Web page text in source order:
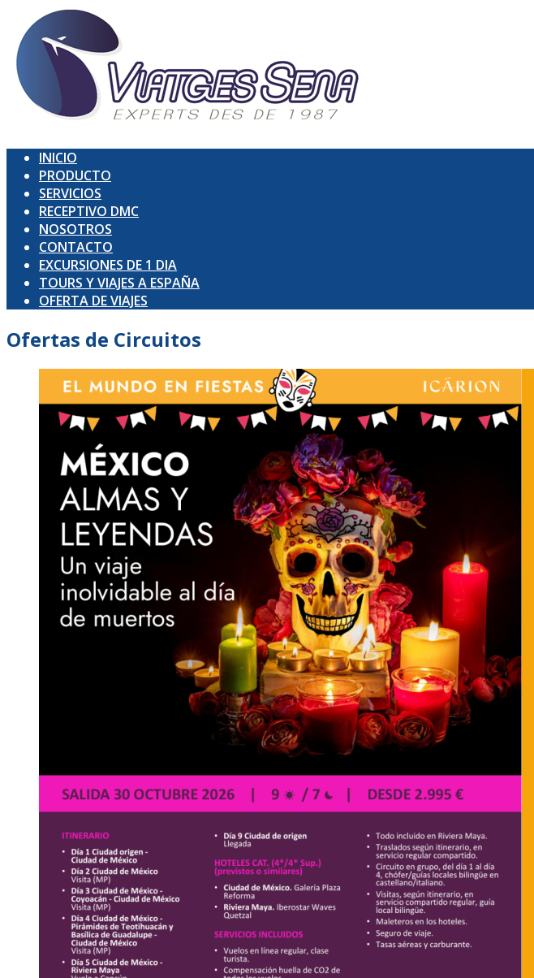
INICIO
PRODUCTO
SERVICIOS
RECEPTIVO DMC
NOSOTROS
CONTACTO
EXCURSIONES DE 1 DIA
TOURS Y VIAJES A ESPAÑA
OFERTA DE VIAJES
Ofertas de Circuitos